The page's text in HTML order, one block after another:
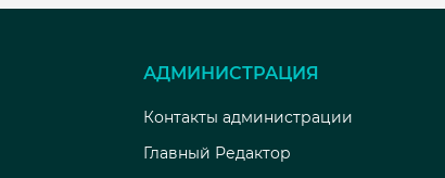
АДМИНИСТРАЦИЯ
Контакты администрации
Главный Редактор